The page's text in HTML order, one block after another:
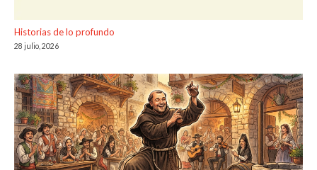
Historias de lo profundo
28 julio, 2026